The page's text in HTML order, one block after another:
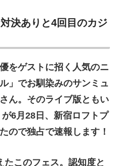
決ありと4回目のカジ
をゲストに招く人気のニ
」でお馴染みのサンミュ
さん。そのライブ版ともい
6月28日、新宿ロフトプ
ので独占で速報します！
このフェス。認知度と